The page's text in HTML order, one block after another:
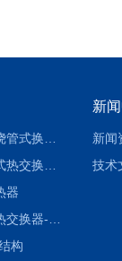
器
构
新
新闻
技术